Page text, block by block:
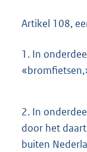
Artikel 108,
1. In
2. In
door het
buiten